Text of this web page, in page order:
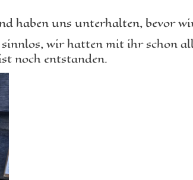
haben uns unterhalten, bevor
wir hatten mit ihr schon
noch entstanden.